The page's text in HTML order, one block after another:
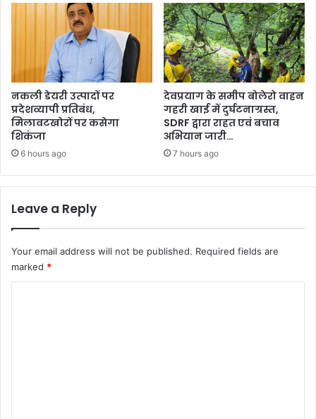
नकली डेयरी उत्पादों पर
प्रदेशव्यापी प्रतिबंध,
मिलावटखोरों पर कसेगा
शिकंजा
6 hours ago
देवप्रयाग के समीप बोलेरो वाहन
गहरी खाई में दुर्घटनाग्रस्त,
SDRF द्वारा राहत एवं बचाव
अभियान जारी…
7 hours ago
Leave a Reply
Your email address will not be published. Required fields are
marked *